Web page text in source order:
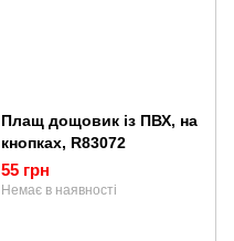
Плащ дощовик із ПВХ, на
кнопках, R83072
55 грн
Немає в наявності